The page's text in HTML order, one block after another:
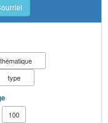
thématique
type
100